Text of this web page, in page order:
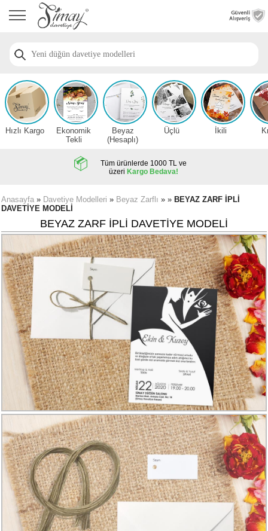
Anasayfa
Davetiye
Nişan
Davetiye
Modelleri
Düğün
Davetiye
Hesaplı
Davetiye
Modelleri
Karikatürlü
Davetiye
Modelleri
Düğün
Davetiye
Modelleri
Atatürk'lü
Davetiyeler
Papatyalı
Davetiye
Modelleri
Dini
Düğün
Davetiyeler
Hızlı Kargo
Ekonomik
Tekli
Beyaz
(Hesaplı)
Üçlü İkili
Tüm ürünlerde 1000 TL ve
üzeri Kargo Bedava!
Anasayfa » Davetiye Modelleri » Beyaz Zarflı » » BEYAZ ZARF İPLİ
DAVETİYE MODELİ
BEYAZ ZARF İPLİ DAVETİYE MODELİ